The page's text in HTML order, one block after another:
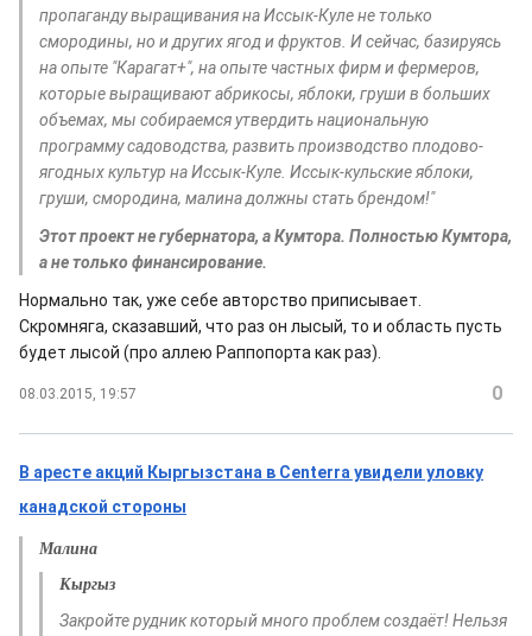
пропаганду выращивания на Иссык-Куле не только
смородины, но и других ягод и фруктов. И сейчас, базируясь
на опыте "Карагат+", на опыте частных фирм и фермеров,
которые выращивают абрикосы, яблоки, груши в больших
объемах, мы собираемся утвердить национальную
программу садоводства, развить производство плодово-
ягодных культур на Иссык-Куле. Иссык-кульские яблоки,
груши, смородина, малина должны стать брендом!"
Этот проект не губернатора, а Кумтора. Полностью Кумтора,
а не только финансирование.
Нормально так, уже себе авторство приписывает.
Скромняга, сказавший, что раз он лысый, то и область пусть
будет лысой (про аллею Раппопорта как раз).
08.03.2015, 19:57 0
В аресте акций Кыргызстана в Centerra увидели уловку
канадской стороны
Малина
Кыргыз
Закройте рудник который много проблем создаёт! Нельзя